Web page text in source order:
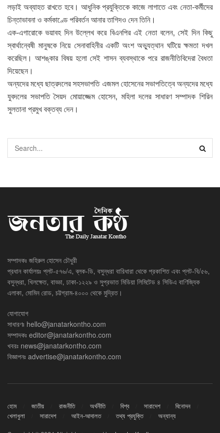
লড়াই অব্যাহত রাখতে হবে। আধুনিক প্রযুক্তিকে কাজে লাগাতে এবং নেতা-কর্মীদের
চিন্তাভাবনা ও কর্মকাণ্ডে পরিবর্তন আনার তাগিদও দেন তিনি।
এক-এগারোকে ভয়াবহ দিন উল্লেখ করে বিএনপির এই নেতা বলেন, সেই দিন কিছু
স্বার্থান্বেষী মানুষকে নিয়ে সেনাবাহিনীর একটি অংশ অভ্যুত্থান ঘটিয়ে ক্ষমতা দখল
করেছিল। আশঙ্কার বিষয় হলো সেই শাসন ব্যবস্থাকে পরে রাজনীতিবিদেরা বৈধতা
দিয়েছেন।
অন্যদের মধ্যে ছাত্রদলের সহসভাপতি এজমল হোসেনের সভাপতিত্বে অন্যদের মধ্যে
যুবদলের সভাপতি সৈয়দ মোয়াজ্জেম হোসেন, মহিলা দলের সাধারণ সম্পাদক শিরিন
সুলতানা প্রমুখ বক্তব্য দেন।
সম্পাদকঃ জহিরুল হোসেন চৌধুরী
প্রধান কার্যালয়ঃ প্লট-৫৭৬/এ, ব্লক-ডি, বসুন্ধরা বারিধারা থেকে প্রকাশিত এবং প্লট-বি/৫৬,
বসুন্ধরা, খিলক্ষেত, বাড্ডা, ঢাকা-১২২৯ ও সুপ্রভাত মিডিয়া লিমিটেড ৪ সিডিএ বাণিজ্যিক
এলাকা, মোমিন রোড, চট্টগ্রাম-৪০০০ থেকে মুদ্রিত।
যোগাযোগ
সাধারণঃ hello@janatarkontho.com
সম্পাদকঃ editor@janatarkontho.com
খবরঃ news@janatarkontho.com
বিজ্ঞাপনঃ advertise@janatarkontho.com
হোম জাতীয় রাজনীতি অর্থনীতি বিশ্ব সারাদেশ
বিনোদন
খেলাধুলা
সারাদেশ আইন-আদালত তথ্য প্রযুক্তি অন্যান্য